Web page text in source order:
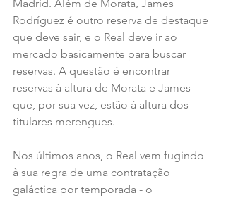
Madrid. Além de Morata, James
Rodríguez é outro reserva de destaque
que deve sair, e o Real deve ir ao
mercado basicamente para buscar
reservas. A questão é encontrar
reservas à altura de Morata e James -
que, por sua vez, estão à altura dos
titulares merengues.
Nos últimos anos, o Real vem fugindo
à sua regra de uma contratação
galáctica por temporada - o